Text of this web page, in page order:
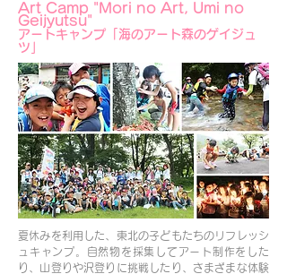
Art Camp "Mori no Art, Umi no
Geijyutsu"
アートキャンプ「海のアート森のゲイジュ
ツ」
夏休みを利用した、東北の子どもたちのリフレッシ
ュキャンプ。自然物を採集してアート制作をした
り、山登りや沢登りに挑戦したり、さまざまな体験